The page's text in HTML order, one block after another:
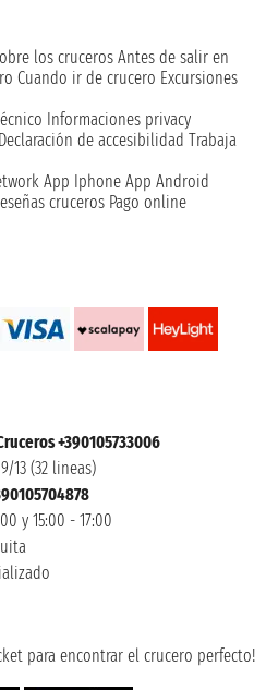
los cruceros Antes de salir en
Cuando ir de crucero Excursiones
Informaciones privacy
Declaración de accesibilidad Trabaja
App Iphone App Android
cruceros Pago online
+390105733006
13 (32 lineas)
y 15:00 - 17:00
para encontrar el crucero perfecto!